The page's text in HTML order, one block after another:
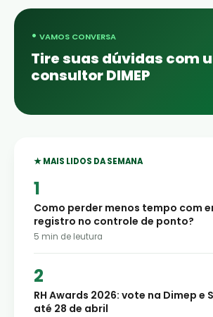
• VAMOS CONVERSA
Tire suas dúvidas com
consultor DIMEP
★ MAIS LIDOS DA SEMANA
Como perder menos tempo com
registro no controle de ponto?
5 min de leutura
RH Awards 2026: vote na Dimep e
até 28 de abril